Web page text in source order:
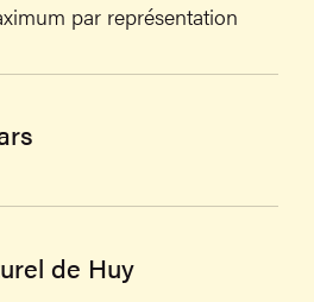
par représentation
de Huy